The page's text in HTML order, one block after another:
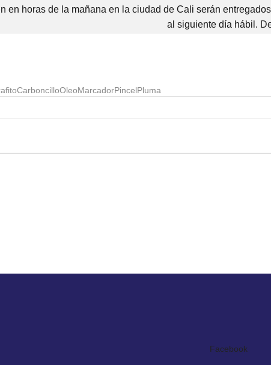
en horas de la mañana en la ciudad de Cali serán
al siguiente día hábil.
CarboncilloOleoMarcadorPincelPluma
Facebook